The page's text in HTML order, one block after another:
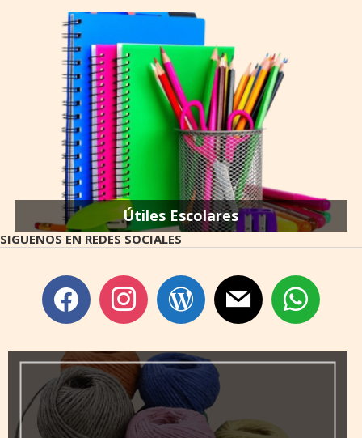
Útiles Escolares
SIGUENOS EN REDES SOCIALES
facebook instagram wordpress mail whatsapp